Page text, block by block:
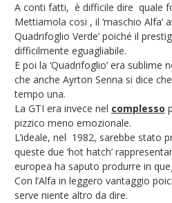
A conti fatti, è difficile dire quale
Mettiamola cosi , il ‘maschio Alfa’
Quadrifoglio Verde’ poiché il
difficilmente eguagliabile.
E poi la ‘Quadrifoglio’ era sublime
che anche Ayrton Senna si dice
tempo una.
La GTI era invece nel complesso
pizzico meno emozionale.
L’ideale, nel 1982, sarebbe stato
queste due ‘hot hatch’
europea ha saputo produrre in
Con l’Alfa in leggero vantaggio
serve niente altro da dire.